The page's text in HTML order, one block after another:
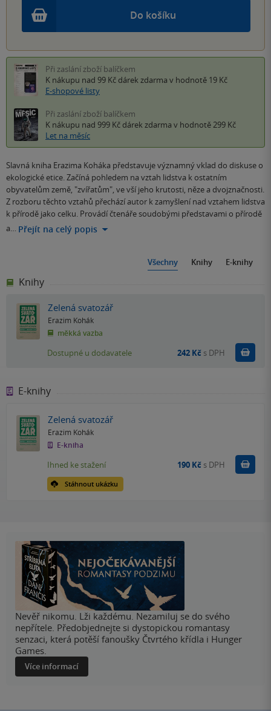
Do košíku
Při zaslání zboží balíčkem
K nákupu nad 99 Kč dárek zdarma v hodnotě 19 Kč
E-shopové listy
Při zaslání zboží balíčkem
K nákupu nad 999 Kč dárek zdarma v hodnotě 299 Kč
Let na měsíc
Slavná kniha Erazima Koháka představuje významný vklad do diskuse o
ekologické etice. Začíná pohledem na vztah lidstva k ostatním
obyvatelům země, "zvířatům", ve vší jeho krutosti, něze a dvojznačnosti.
Z rozboru těchto vztahů přechází autor k zamyšlení nad vztahem lidstva
k přírodě jako celku. Provádí čtenáře soudobými představami o přírodě
a… Přejít na celý popis
Všechny Knihy E-knihy
Knihy
Zelená svatozář
Erazim Kohák
měkká vazba
Dostupné u dodavatele 242 Kč s DPH
E-knihy
Zelená svatozář
Erazim Kohák
E-kniha
Stáhnout ukázku
Ihned ke stažení 190 Kč s DPH Koupit
Nevěř nikomu. Lži každému. Nezamiluj se do svého
nepřítele. Předobjednejte si dystopickou romantasy
senzaci, která potěší fanoušky Čtvrtého křídla i Hunger
Games.
Více informací